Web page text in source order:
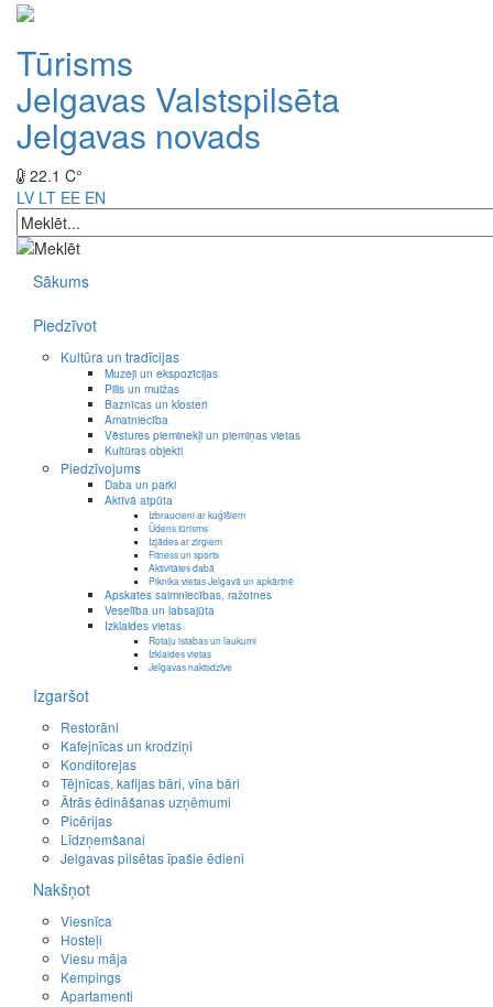
Tūrisms
Jelgavas Valstspilsēta
Jelgavas novads
22.1 C°
LV LT EE EN
Sākums
Piedzīvot
Kultūra un tradīcijas
Muzeji un ekspozīcijas
Pilis un muižas
Baznīcas un klosteri
Amatniecība
Vēstures pieminekļi un piemiņas vietas
Kultūras objekti
Piedzīvojums
Daba un parki
Aktīvā atpūta
Izbraucieni ar kuģīšiem
Ūdens tūrisms
Izjādes ar zirgiem
Fitness un sports
Aktivitātes dabā
Piknika vietas Jelgavā un apkārtnē
Apskates saimniecības, ražotnes
Veselība un labsajūta
Izklaides vietas
Rotaļu istabas un laukumi
Izklaides vietas
Jelgavas naktsdzīve
Izgaršot
Restorāni
Kafejnīcas un krodziņi
Konditorejas
Tējnīcas, kafijas bāri, vīna bāri
Ātrās ēdināšanas uzņēmumi
Picērijas
Līdzņemšanai
Jelgavas pilsētas īpašie ēdieni
Nakšņot
Viesnīca
Hosteļi
Viesu māja
Kempings
Apartamenti